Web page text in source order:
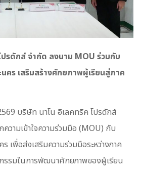
รดักส์ จำกัด ลงนาม MOU ร่วมกับ
คร เสริมสร้างศักยภาพผู้เรียนสู่ภาค
บริษัท นาโน อิเลคทริค โปรดักส์
วามเข้าใจความร่วมมือ (MOU) กับ
เพื่อส่งเสริมความร่วมมือระหว่างภาค
รรมในการพัฒนาศักยภาพของผู้เรียน